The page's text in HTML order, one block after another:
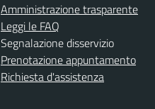
Amministrazione trasparente
Leggi le FAQ
Segnalazione disservizio
Prenotazione appuntamento
Richiesta d'assistenza